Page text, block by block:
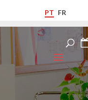
PT FR